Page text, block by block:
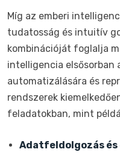
Míg az emberi
tudatosság és intuitív
kombinációját foglalja
intelligencia elsősorban
automatizálására és
rendszerek
feladatokban, mint
Adatfeldolgozás és